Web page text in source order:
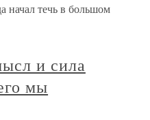
начал течь в большом
и сила
мы